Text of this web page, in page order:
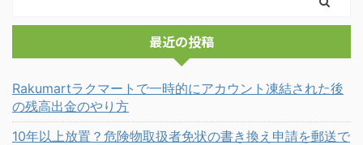
最近の投稿
Rakumartラクマートで一時的にアカウント凍結された後
の残高出金のやり方
10年以上放置？危険物取扱者免状の書き換え申請を郵送で